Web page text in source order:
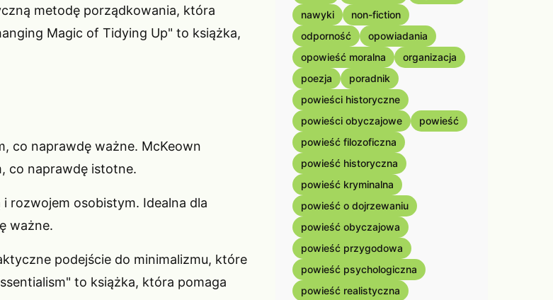
metodę porządkowania, która
Magic of Tidying Up" to książka,
co naprawdę ważne. McKeown
co naprawdę istotne.
rozwojem osobistym. Idealna dla
ważne.
podejście do minimalizmu, które
to książka, która pomaga
nawyki
non-fiction
odporność
opowiadania
opowieść moralna
organizacja
poezja
poradnik
powieści historyczne
powieści obyczajowe
powieść
powieść filozoficzna
powieść historyczna
powieść kryminalna
powieść o dojrzewaniu
powieść obyczajowa
powieść przygodowa
powieść psychologiczna
powieść realistyczna